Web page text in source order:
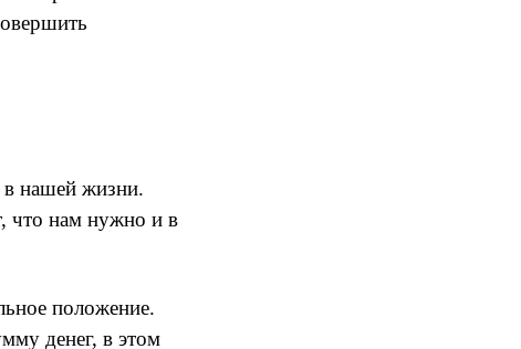
нашей жизни.
что нам нужно и в
положение.
денег, в этом